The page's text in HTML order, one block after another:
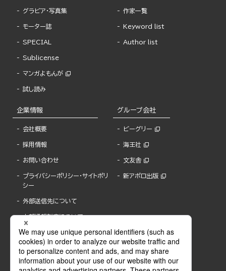
グラビア・写真集
モーター誌
SPECIAL
Sublicense
マンガよもんが
試し読み
作家一覧
Keyword list
Author list
企業情報
会社概要
採用情報
お問い合わせ
プライバシーポリシー・サイトポリ
シー
外部送信先について
内部通報制度について
グループ会社
ビーグリー
海王社
文友舎
新アポロ出版